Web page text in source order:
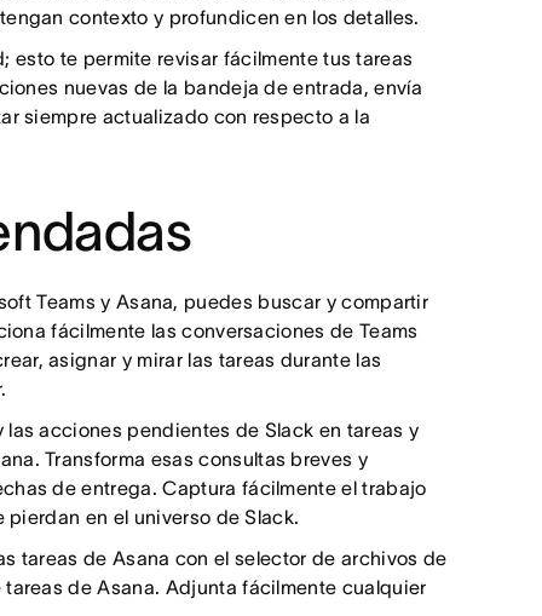
contexto y profundicen en los detalles.
esto te permite revisar fácilmente tus tareas
nuevas de la bandeja de entrada, envía
siempre actualizado con respecto a la
Teams y Asana, puedes buscar y compartir
fácilmente las conversaciones de Teams
asignar y mirar las tareas durante las
acciones pendientes de Slack en tareas y
Transforma esas consultas breves y
de entrega. Captura fácilmente el trabajo
en el universo de Slack.
tareas de Asana con el selector de archivos de
de Asana. Adjunta fácilmente cualquier